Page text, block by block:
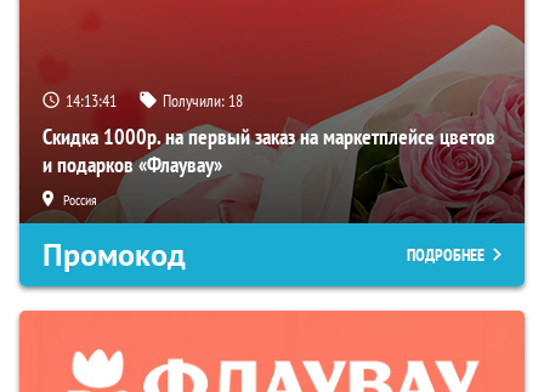
14:13:40 Получили: 18
Скидка 1000р. на первый заказ на маркетплейсе цветов
и подарков «Флаувау»
Россия
Промокод ПОДРОБНЕЕ